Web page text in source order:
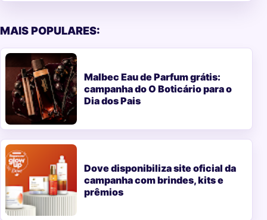
MAIS POPULARES:
Malbec Eau de Parfum grátis:
campanha do O Boticário para o
Dia dos Pais
Dove disponibiliza site oficial da
campanha com brindes, kits e
prêmios